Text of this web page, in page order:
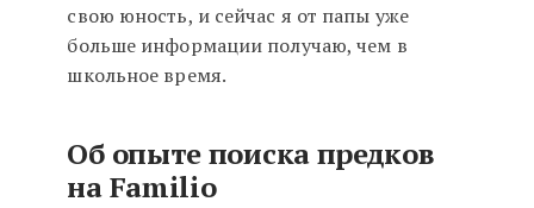
свою юность, и сейчас я от папы уже
больше информации получаю, чем в
школьное время.
Об опыте поиска предков
на Familio